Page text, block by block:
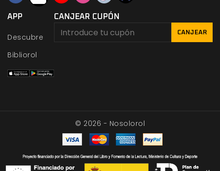
APP
Descubre
Bibliorol
CANJEAR CUPÓN
CANJEAR
© 2026 - Nosolorol